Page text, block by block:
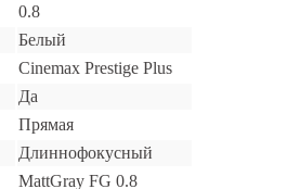
0.8
Белый
Cinemax Prestige Plus
Да
Прямая
Длиннофокусный
MattGray FG 0.8